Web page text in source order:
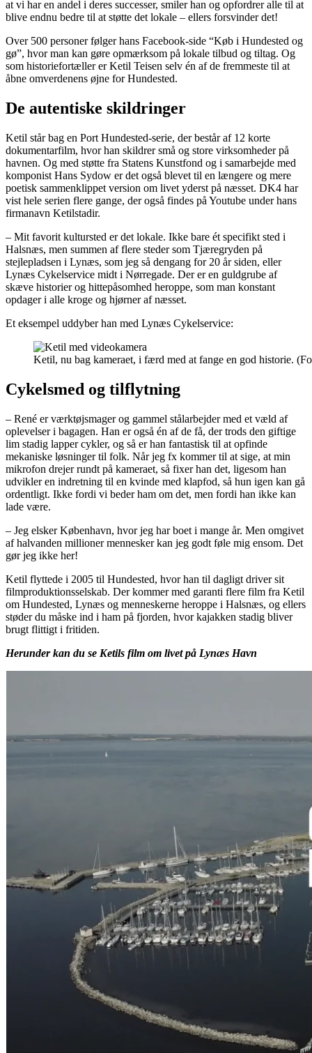
at vi har en andel i deres successer, smiler han og opfordrer alle til at
blive endnu bedre til at støtte det lokale – ellers forsvinder det!
Over 500 personer følger hans Facebook-side “Køb i Hundested og
gø”, hvor man kan gøre opmærksom på lokale tilbud og tiltag. Og
som historiefortæller er Ketil Teisen selv én af de fremmeste til at
åbne omverdenens øjne for Hundested.
De autentiske skildringer
Ketil står bag en Port Hundested-serie, der består af 12 korte
dokumentarfilm, hvor han skildrer små og store virksomheder på
havnen. Og med støtte fra Statens Kunstfond og i samarbejde med
komponist Hans Sydow er det også blevet til en længere og mere
poetisk sammenklippet version om livet yderst på næsset. DK4 har
vist hele serien flere gange, der også findes på Youtube under hans
firmanavn Ketilstadir.
– Mit favorit kultursted er det lokale. Ikke bare ét specifikt sted i
Halsnæs, men summen af flere steder som Tjæregryden på
stejlepladsen i Lynæs, som jeg så dengang for 20 år siden, eller
Lynæs Cykelservice midt i Nørregade. Der er en guldgrube af
skæve historier og hittepåsomhed heroppe, som man konstant
opdager i alle kroge og hjørner af næsset.
Et eksempel uddyber han med Lynæs Cykelservice:
Ketil, nu bag kameraet, i færd med at fange en god historie.
Cykelsmed og tilflytning
– René er værktøjsmager og gammel stålarbejder med et væld af
oplevelser i bagagen. Han er også én af de få, der trods den giftige
lim stadig lapper cykler, og så er han fantastisk til at opfinde
mekaniske løsninger til folk. Når jeg fx kommer til at sige, at min
mikrofon drejer rundt på kameraet, så fixer han det, ligesom han
udvikler en indretning til en kvinde med klapfod, så hun igen kan gå
ordentligt. Ikke fordi vi beder ham om det, men fordi han ikke kan
lade være.
– Jeg elsker København, hvor jeg har boet i mange år. Men omgivet
af halvanden millioner mennesker kan jeg godt føle mig ensom. Det
gør jeg ikke her!
Ketil flyttede i 2005 til Hundested, hvor han til dagligt driver sit
filmproduktionsselskab. Der kommer med garanti flere film fra Ketil
om Hundested, Lynæs og menneskerne heroppe i Halsnæs, og ellers
støder du måske ind i ham på fjorden, hvor kajakken stadig bliver
brugt flittigt i fritiden.
Herunder kan du se Ketils film om livet på Lynæs Havn